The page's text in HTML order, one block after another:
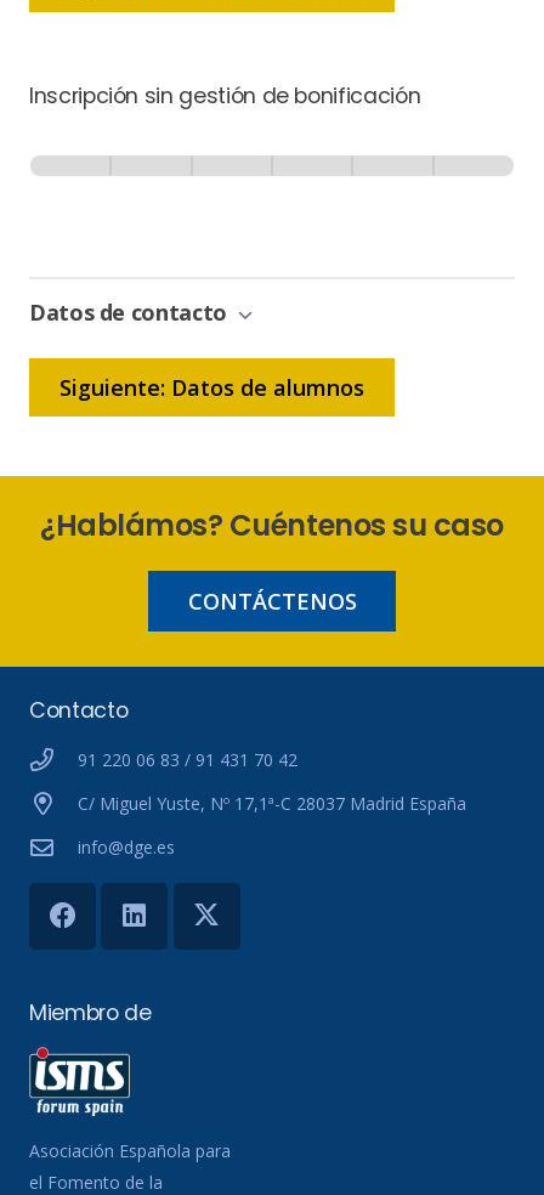
Inscripción sin gestión de bonificación
-
Bonificación
Datos de contacto
Siguiente: Datos de alumnos
¿Hablámos? Cuéntenos su caso
CONTÁCTENOS
Contacto
91 220 06 83 / 91 431 70 42
C/ Miguel Yuste, Nº 17,1ª-C 28037 Madrid España
info@dge.es
Miembro de
Asociación Española para
el Fomento de la